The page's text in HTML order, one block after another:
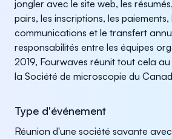
jongler avec le site web, les
pairs, les inscriptions, les paiements,
communications et le transfert
responsabilités entre les équipes
2019, Fourwaves réunit tout cela
la Société de microscopie du
Type d'événement
Réunion d'une société savante